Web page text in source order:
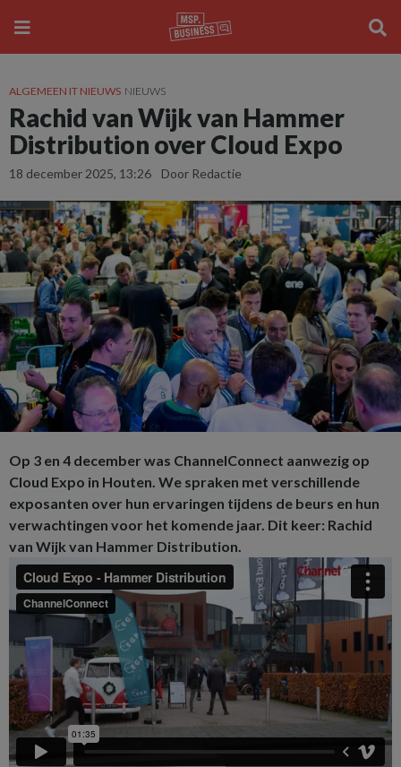
ALGEMEEN IT NIEUWS NIEUWS
Rachid van Wijk van Hammer
Distribution over Cloud Expo
18 december 2025, 13:26 Door Redactie
Op 3 en 4 december was ChannelConnect aanwezig op
Cloud Expo in Houten. We spraken met verschillende
exposanten over hun ervaringen tijdens de beurs en hun
verwachtingen voor het komende jaar. Dit keer: Rachid
van Wijk van Hammer Distribution.